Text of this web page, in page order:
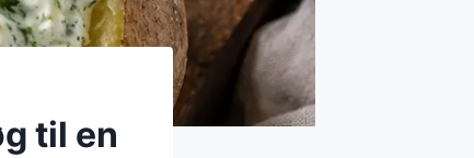
til en